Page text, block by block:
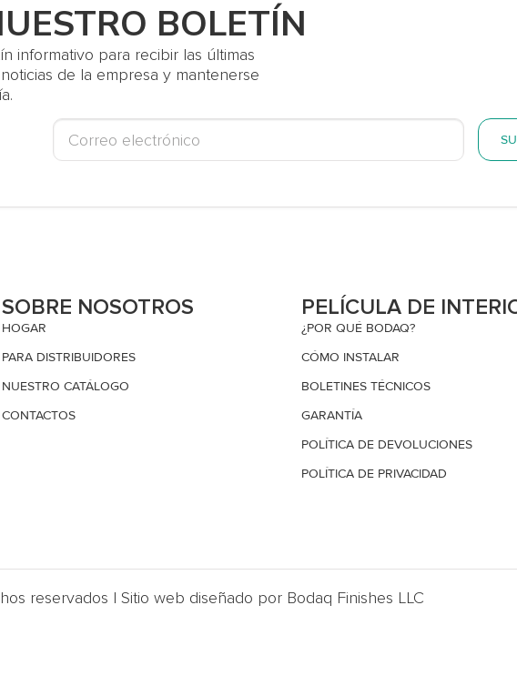
BOLETÍN
informativo para recibir las últimas
de la empresa y mantenerse
SOBRE NOSOTROS
HOGAR
PARA DISTRIBUIDORES
NUESTRO CATÁLOGO
CONTACTOS
PELÍCULA DE
¿POR QUÉ BODAQ?
CÓMO INSTALAR
BOLETINES TÉCNICOS
GARANTÍA
POLÍTICA DE DEVOLUCIONES
POLÍTICA DE PRIVACIDAD
reservados | Sitio web diseñado por Bodaq Finishes LLC